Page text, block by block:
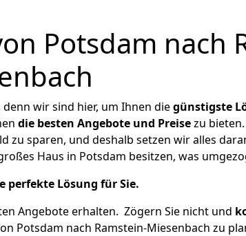
Potsdam nach
wir sind hier, um Ihnen diegünstigste
die besten Angebote und Preisezu bieten.
zu sparen, und deshalb setzen wir alles
Haus in Potsdam besitzen, was
perfekte Lösung für Sie.
Angebote erhalten. Zögern Sie nicht und
Potsdam nach Ramstein-Miesenbach zu